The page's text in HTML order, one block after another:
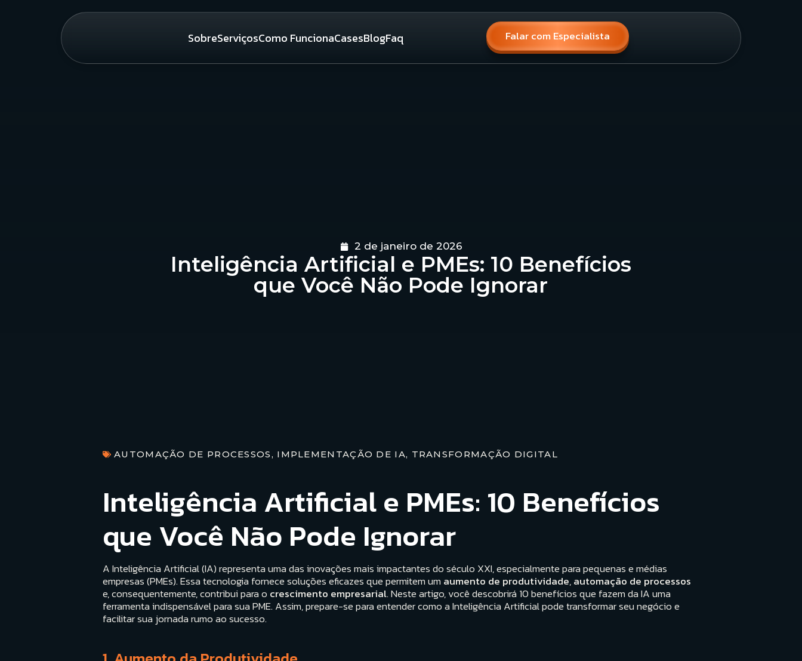
SobreServiçosComo FuncionaCasesBlogFaq Falar com Especialista
2 de janeiro de 2026
Inteligência Artificial e PMEs: 10 Benefícios
que Você Não Pode Ignorar
AUTOMAÇÃO DE PROCESSOS, IMPLEMENTAÇÃO DE IA, TRANSFORMAÇÃO DIGITAL
Inteligência Artificial e PMEs: 10 Benefícios
que Você Não Pode Ignorar
A Inteligência Artificial (IA) representa uma das inovações mais impactantes do século XXI, especialmente para pequenas e médias
empresas (PMEs). Essa tecnologia fornece soluções eficazes que permitem um aumento de produtividade,automação de processos
e, consequentemente, contribui para o crescimento empresarial. Neste artigo, você descobrirá 10 benefícios que fazem da IA uma
ferramenta indispensável para sua PME. Assim, prepare-se para entender como a Inteligência Artificial pode transformar seu negócio e
facilitar sua jornada rumo ao sucesso.